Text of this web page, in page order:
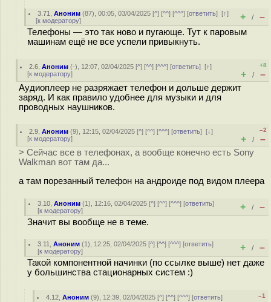
3.71 ,Аноним (87), 00:05, 03/04/2025 [^] [^^] [^^^] [ответить][↑]
[к модератору] + / –
Телефоны — это так ново и пугающе. Тут к паровым
машинам ещё не все успели привыкнуть.
2.6 ,Аноним (-), 12:07, 02/04/2025 [^] [^^] [^^^] [ответить][↑]
[к модератору]
+8
+ / –
Аудиоплеер не разряжает телефон и дольше держит
заряд. И как правило удобнее для музыки и для
проводных наушников.
2.9 ,Аноним (9), 12:15, 02/04/2025 [^] [^^] [^^^] [ответить][↓]
[к модератору]
–2
+ / –
> Сейчас все в телефонах, а вообще конечно есть Sony
Walkman вот там да...
а там порезанный телефон на андроиде под видом плеера
3.10 ,Аноним (1), 12:16, 02/04/2025 [^] [^^] [^^^] [ответить]
[к модератору] + / –
Значит вы вообще не в теме.
3.11 ,Аноним (1), 12:25, 02/04/2025 [^] [^^] [^^^] [ответить]
[к модератору] + / –
Такой компонентной начинки (по ссылке выше) нет даже
у большинства стационарных систем :)
4.12 ,Аноним (9), 12:39, 02/04/2025 [^] [^^] [^^^] [ответить]
–1